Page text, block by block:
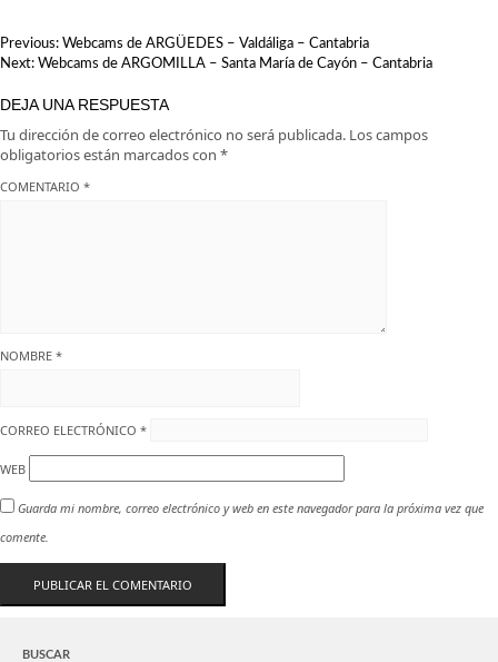
NAVEGACIÓN
DE
Previous: Webcams de ARGÜEDES – Valdáliga – Cantabria
Next: Webcams de ARGOMILLA – Santa María de Cayón – Cantabria
DEJA UNA RESPUESTA
Tu dirección de correo electrónico no será publicada. Los campos
obligatorios están marcados con *
COMENTARIO *
NOMBRE *
CORREO ELECTRÓNICO *
WEB
Guarda mi nombre, correo electrónico y web en este navegador para la próxima vez que
comente.
BUSCAR